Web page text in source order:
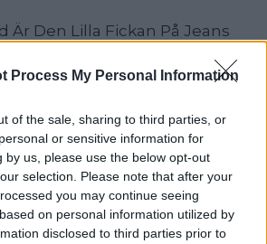
Process My Personal Information
of the sale, sharing to third parties, or
or sensitive information for
by us, please use the below opt-out
selection. Please note that after your
you may continue seeing
on personal information utilized by
disclosed to third parties prior to
Är Den Lilla Fickan På Jeans
Är Blue Balls? Och Varför Får
Det Egentligen?
Att Stärka Vår Intelligens